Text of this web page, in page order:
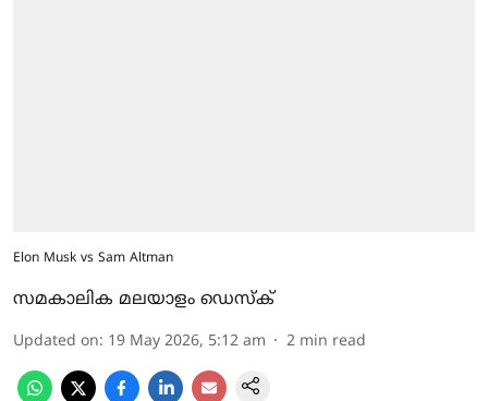
Elon Musk vs Sam Altman
സമകാലിക മലയാളം ഡെസ്ക്
Updated on: 19 May 2026, 5:12 am 2 min read